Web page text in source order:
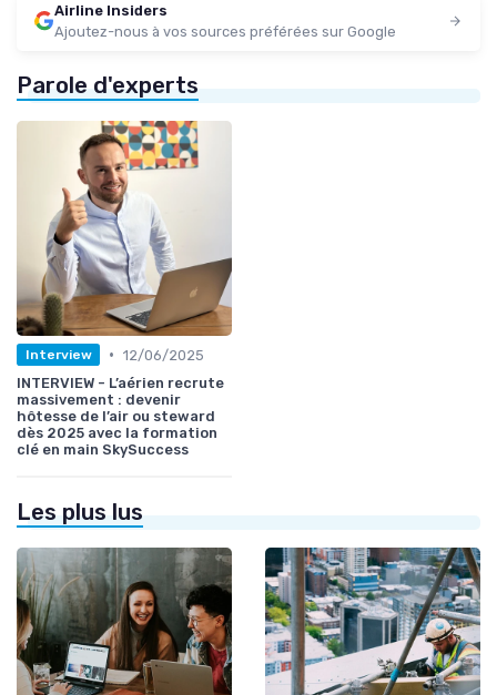
Airline Insiders
Ajoutez-nous à vos sources préférées sur Google
Parole d'experts
Interview • 12/06/2025
INTERVIEW - L’aérien recrute
massivement : devenir
hôtesse de l’air ou steward
dès 2025 avec la formation
clé en main SkySuccess
Les plus lus